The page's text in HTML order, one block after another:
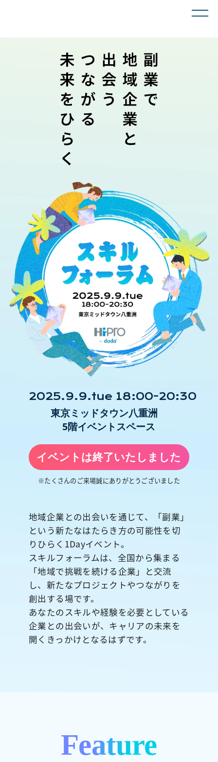
イベントは終了いたしました
※たくさんのご来場誠にありがとうございました
2025.9.9.tue 18:00-20:30
東京ミッドタウン八重洲
5階イベントスペース
地域企業との出会いを通じて、「副業」
という新たなはたらき方の可能性を切
りひらく1Dayイベント。
スキルフォーラムは、全国から集まる
「地域で挑戦を続ける企業」と交流
し、新たなプロジェクトやつながりを
創出する場です。
あなたのスキルや経験を必要としている
企業との出会いが、キャリアの未来を
開くきっかけとなるはずです。
Feature